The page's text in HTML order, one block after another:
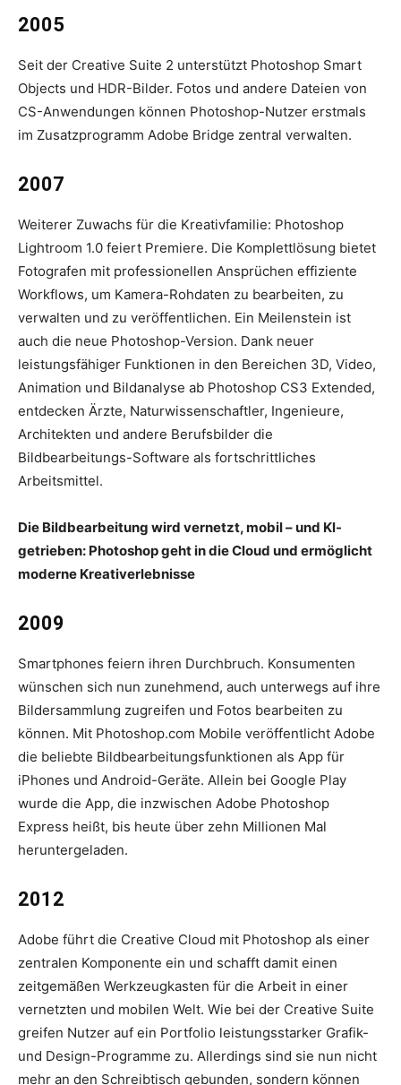
2005
Seit der Creative Suite 2 unterstützt Photoshop Smart
Objects und HDR-Bilder. Fotos und andere Dateien von
CS-Anwendungen können Photoshop-Nutzer erstmals
im Zusatzprogramm Adobe Bridge zentral verwalten.
2007
Weiterer Zuwachs für die Kreativfamilie: Photoshop
Lightroom 1.0 feiert Premiere. Die Komplettlösung bietet
Fotografen mit professionellen Ansprüchen effiziente
Workflows, um Kamera-Rohdaten zu bearbeiten, zu
verwalten und zu veröffentlichen. Ein Meilenstein ist
auch die neue Photoshop-Version. Dank neuer
leistungsfähiger Funktionen in den Bereichen 3D, Video,
Animation und Bildanalyse ab Photoshop CS3 Extended,
entdecken Ärzte, Naturwissenschaftler, Ingenieure,
Architekten und andere Berufsbilder die
Bildbearbeitungs-Software als fortschrittliches
Arbeitsmittel.
Die Bildbearbeitung wird vernetzt, mobil – und Kl-
getrieben: Photoshop geht in die Cloud und ermöglicht
moderne Kreativerlebnisse
2009
Smartphones feiern ihren Durchbruch. Konsumenten
wünschen sich nun zunehmend, auch unterwegs auf ihre
Bildersammlung zugreifen und Fotos bearbeiten zu
können. Mit Photoshop.com Mobile veröffentlicht Adobe
die beliebte Bildbearbeitungsfunktionen als App für
iPhones und Android-Geräte. Allein bei Google Play
wurde die App, die inzwischen Adobe Photoshop
Express heißt, bis heute über zehn Millionen Mal
heruntergeladen.
2012
Adobe führt die Creative Cloud mit Photoshop als einer
zentralen Komponente ein und schafft damit einen
zeitgemäßen Werkzeugkasten für die Arbeit in einer
vernetzten und mobilen Welt. Wie bei der Creative Suite
greifen Nutzer auf ein Portfolio leistungsstarker Grafik-
und Design­-Programme zu. Allerdings sind sie nun nicht
mehr an den Schreibtisch gebunden, sondern können